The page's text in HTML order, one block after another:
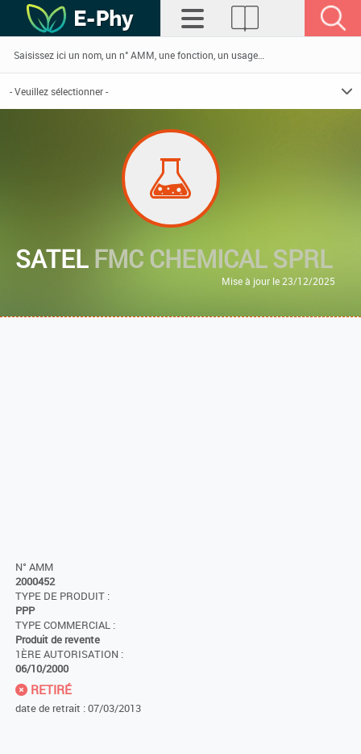
SATELFMC CHEMICAL SPRL
Mise à jour le 23/12/2025
N° AMM
2000452
TYPE DE PRODUIT :
PPP
TYPE COMMERCIAL :
Produit de revente
1ÈRE AUTORISATION :
06/10/2000
RETIRÉ
date de retrait : 07/03/2013